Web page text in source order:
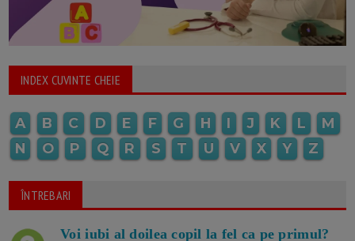
INDEX CUVINTE CHEIE
A B C D E F G H I J K L
M
N
O P Q R S T U V X Y Z
ÎNTREBARI
Voi iubi al doilea copil la fel ca pe primul?